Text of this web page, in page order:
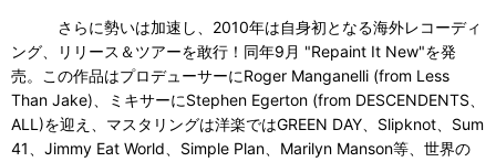
さらに勢いは加速し、2010年は自身初となる海外レコーディ
ング、リリース＆ツアーを敢行！同年9月 "Repaint It New"を発
売。この作品はプロデューサーにRoger Manganelli (from Less
Than Jake)、ミキサーにStephen Egerton (from DESCENDENTS、
ALL)を迎え、マスタリングは洋楽ではGREEN DAY、Slipknot、Sum
41、Jimmy Eat World、Simple Plan、Marilyn Manson等、世界の